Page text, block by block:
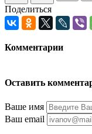
Поделиться
Комментарии
Оставить
Ваше имя
Ваш email